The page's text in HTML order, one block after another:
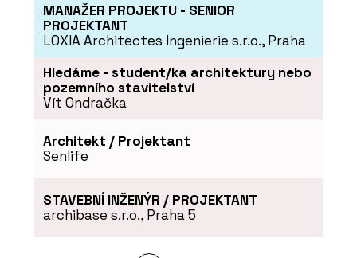
MANAŽER PROJEKTU - SENIOR
PROJEKTANT
LOXIA Architectes Ingenierie s.r.o., Praha
Hledáme - student/ka architektury nebo
pozemního stavitelství
Vít Ondračka
Architekt / Projektant
Senlife
STAVEBNÍ INŽENÝR / PROJEKTANT
archibase s.r.o., Praha 5